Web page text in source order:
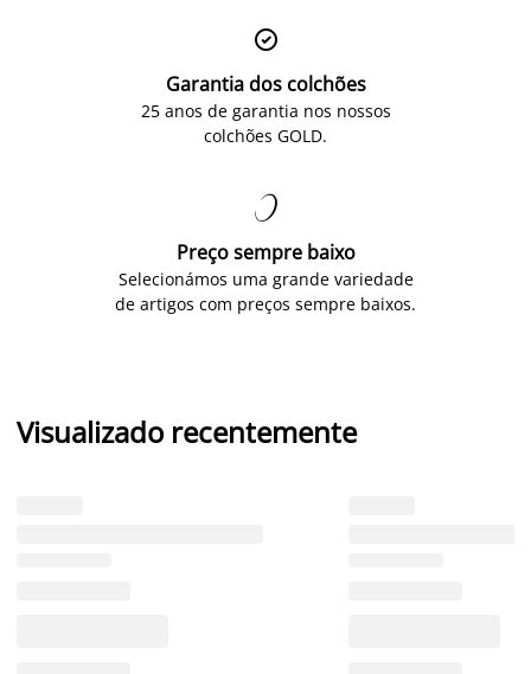

Garantia dos colchões
25 anos de garantia nos nossos
colchões GOLD.

Preço sempre baixo
Selecionámos uma grande variedade
de artigos com preços sempre baixos.
Visualizado recentemente